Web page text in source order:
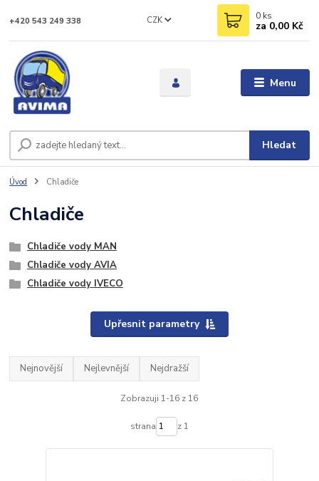
Menu
CZK
Hledat
+420 543 249 338 0 ks
za 0,00 Kč
Úvod Chladiče
Chladiče
Chladiče vody MAN
Chladiče vody AVIA
Chladiče vody IVECO
Upřesnit parametry
Nejnovější Nejlevnější Nejdražší
Zobrazuji 1-16 z 16
strana z 1